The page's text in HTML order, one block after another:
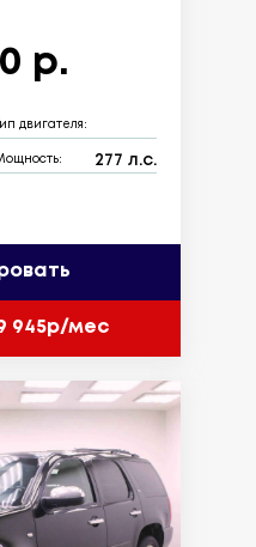
р.
Тип двигателя:
277 л.с.
945р/мес